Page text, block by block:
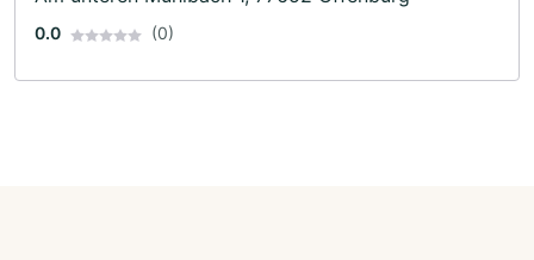
0.0 (0)